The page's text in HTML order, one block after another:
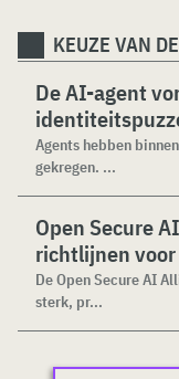
KEUZE VAN
De AI-agent
Agents hebben
gekregen. ...
Open Secure
richtlijnen
De Open Secure AI
sterk, pr...